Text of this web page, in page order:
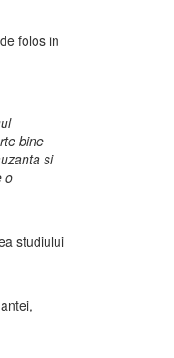
folos in
bine
si
o
studiului